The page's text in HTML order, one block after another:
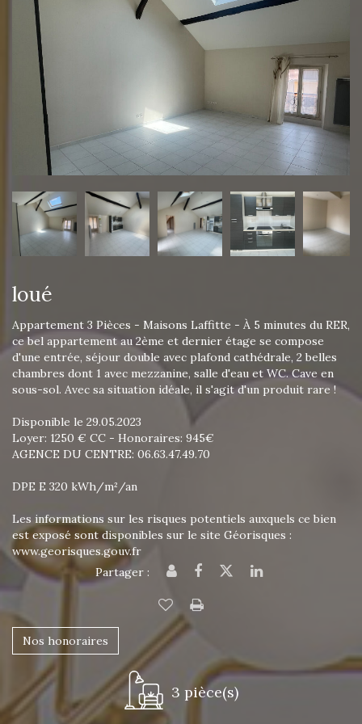
loué
Appartement 3 Pièces - Maisons Laffitte - À 5 minutes du RER,
ce bel appartement au 2ème et dernier étage se compose
d'une entrée, séjour double avec plafond cathédrale, 2 belles
chambres dont 1 avec mezzanine, salle d'eau et WC. Cave en
sous-sol. Avec sa situation idéale, il s'agit d'un produit rare !
Disponible le 29.05.2023
Loyer: 1250 € CC - Honoraires: 945€
AGENCE DU CENTRE: 06.63.47.49.70
DPE E 320 kWh/m²/an
Les informations sur les risques potentiels auxquels ce bien
est exposé sont disponibles sur le site Géorisques :
www.georisques.gouv.fr
Partager :
Nos honoraires
3 pièce(s)